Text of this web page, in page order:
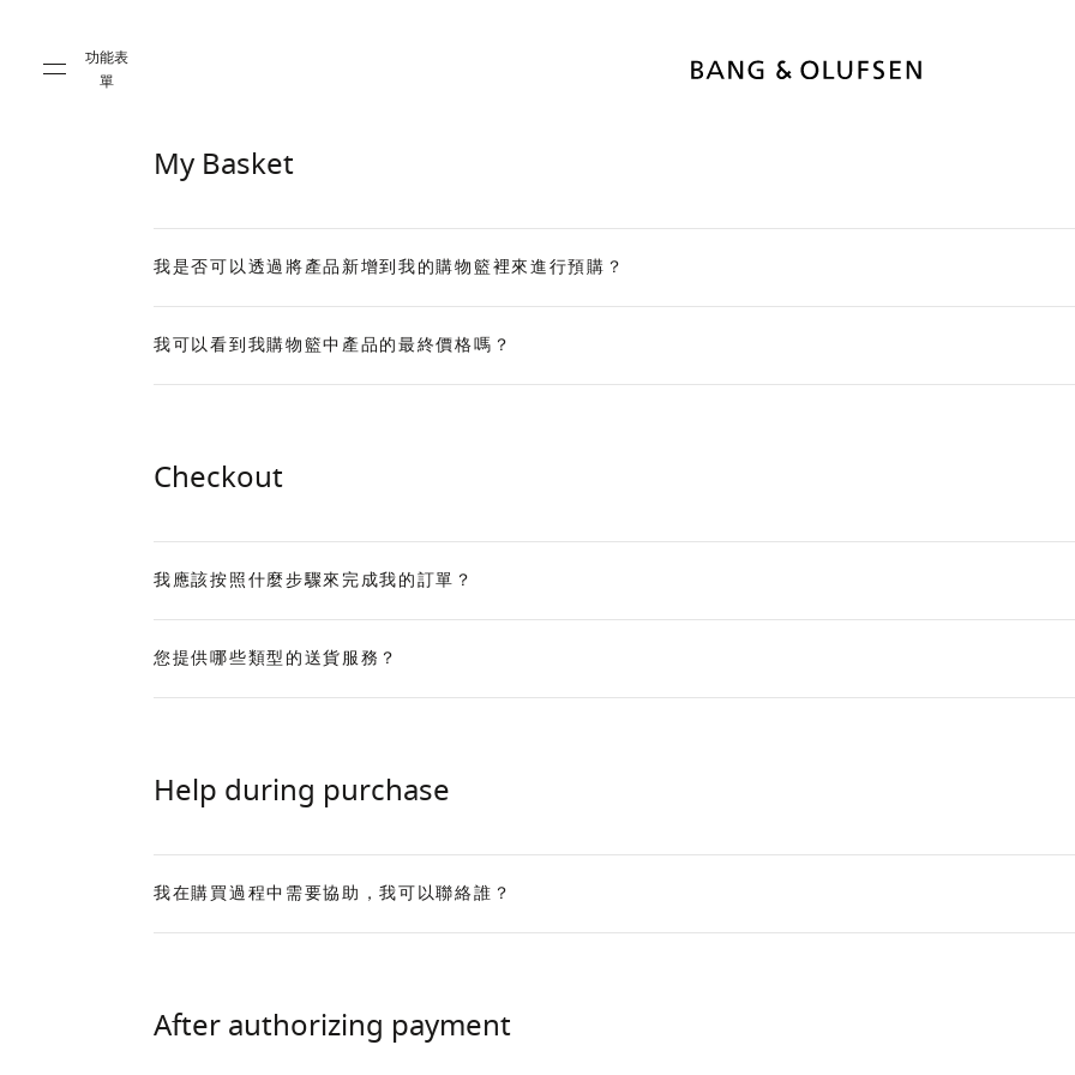
功能表
單
My Basket
我是否可以透過將產品新增到我的購物籃裡來進行預購？
Expand
我可以看到我購物籃中產品的最終價格嗎？
Expand
Checkout
我應該按照什麼步驟來完成我的訂單？
Expand
您提供哪些類型的送貨服務？
Expand
Help during purchase
我在購買過程中需要協助，我可以聯絡誰？
Expand
After authorizing payment